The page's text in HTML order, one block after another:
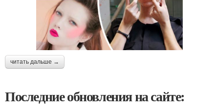
читать дальше →
Последние обновления на сайте: